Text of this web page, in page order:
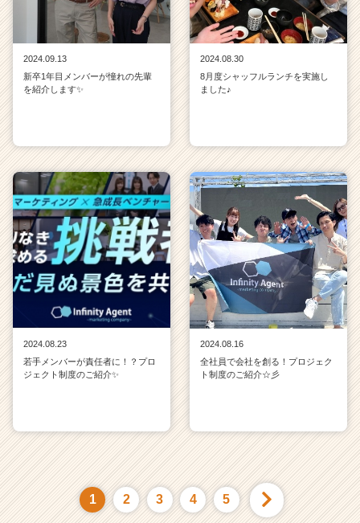
2024.09.13
新卒1年目メンバーが憧れの先輩
を紹介します✨
2024.08.30
8月度シャッフルランチを実施し
ました♪
2024.08.23
若手メンバーが責任者に！？プロ
ジェクト制度のご紹介✨
2024.08.16
全社員で会社を創る！プロジェク
ト制度のご紹介☆彡
1 2 3 4 5